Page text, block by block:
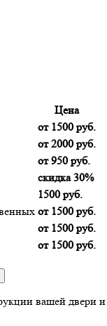
Цена
от 1500 руб.
от 2000 руб.
от 950 руб.
скидка 30%
1500 руб.
от 1500 руб.
от 1500 руб.
от 1500 руб.
вашей